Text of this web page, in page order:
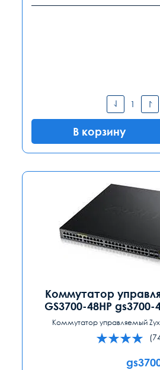
В корзину
Коммутатор
GS3700-48HP
Коммутатор управляемый